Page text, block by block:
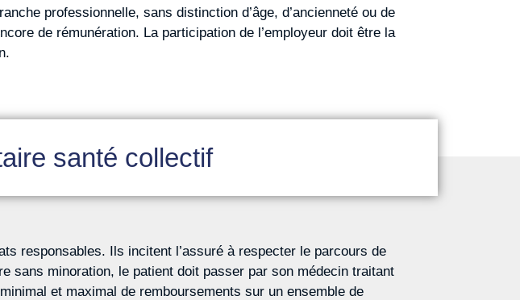
professionnelle, sans distinction d’âge, d’ancienneté ou de
de rémunération. La participation de l’employeur doit être la
santé collectif
responsables. Ils incitent l’assuré à respecter le parcours de
sans minoration, le patient doit passer par son médecin traitant
et maximal de remboursements sur un ensemble de